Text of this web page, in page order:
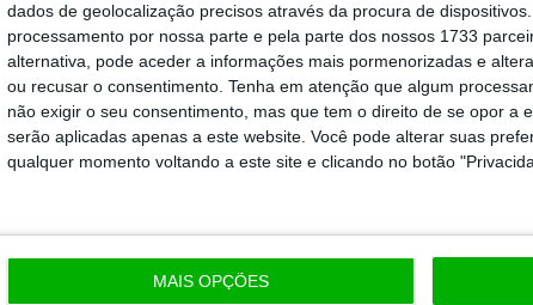
dados de geolocalização precisos através da procura de
processamento por nossa parte e pela parte dos nossos 1733
alternativa, pode aceder a informações mais pormenorizadas e
ou recusar o consentimento. Tenha em atenção que algum
não exigir o seu consentimento, mas que tem o direito de se opor a
serão aplicadas apenas a este website. Você pode alterar suas
qualquer momento voltando a este site e clicando no botão
MAIS OPÇÕES
Assine o ECO Premium e tenha acesso a notícias
opinião que conta, às reportagens e especiais que
lado da história.
é uma forma de apoiar o ECO e os seus
nossa contrapartida é o jornalismo independente,